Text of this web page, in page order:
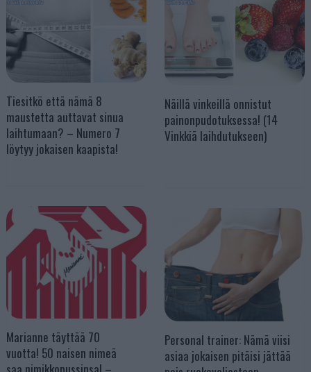
Tiesitkö että nämä 8
maustetta auttavat sinua
laihtumaan? – Numero 7
löytyy jokaisen kaapista!
Näillä vinkeillä onnistut
painonpudotuksessa! (14
Vinkkiä laihdutukseen)
Marianne täyttää 70
vuotta! 50 naisen nimeä
Personal trainer: Nämä viisi
asiaa jokaisen pitäisi jättää